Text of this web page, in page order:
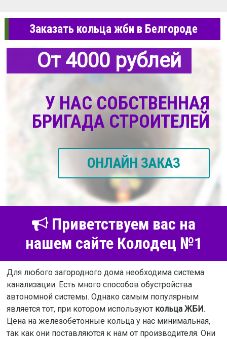
Заказать кольца жби в Белгороде
От 4000 рублей
У НАС СОБСТВЕННАЯ
БРИГАДА СТРОИТЕЛЕЙ
ОНЛАЙН ЗАКАЗ
Приветствуем вас на
нашем сайте Колодец №1
Для любого загородного дома необходима система
канализации. Есть много способов обустройства
автономной системы. Однако самым популярным
является тот, при котором используют кольца ЖБИ.
Цена на железобетонные кольца у нас минимальная,
так как они поставляются к нам от производителя. Они